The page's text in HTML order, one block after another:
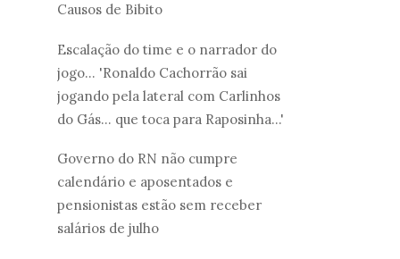
Causos de Bibito
Escalação do time e o narrador do
jogo... 'Ronaldo Cachorrão sai
jogando pela lateral com Carlinhos
do Gás... que toca para Raposinha...'
Governo do RN não cumpre
calendário e aposentados e
pensionistas estão sem receber
salários de julho